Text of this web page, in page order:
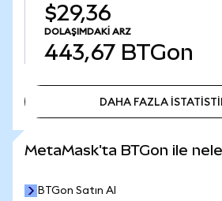
$29,36
DOLAŞIMDAKI ARZ
443,67 BTGon
DAHA FAZLA
MetaMask'ta BTGon ile
BTGon Satın Al